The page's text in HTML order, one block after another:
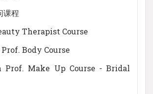
课程
Therapist Course
Body Course
Prof. Make Up Course - Bridal